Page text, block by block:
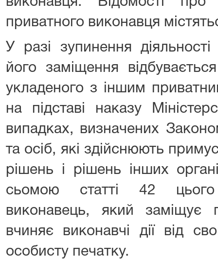
приватного виконавця
У разі зупинення
його заміщення
укладеного з іншим
на підставі наказу
випадках, визначених
та осіб, які здійснюють
рішень і рішень інших
сьомою статті 42
виконавець, який заміщує
вчиняє виконавчі дії від
особисту печатку.